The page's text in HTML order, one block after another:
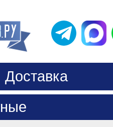
Доставка